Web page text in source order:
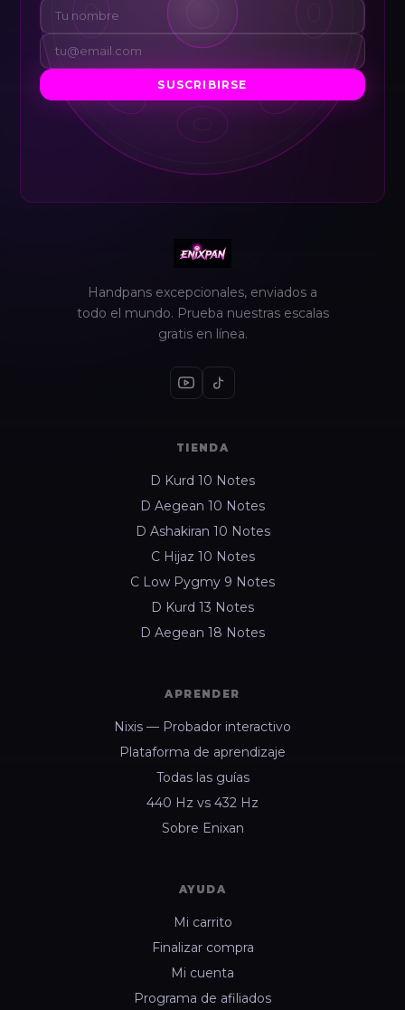
SUSCRIBIRSE
Handpans excepcionales, enviados a
todo el mundo. Prueba nuestras escalas
gratis en línea.
TIENDA
D Kurd 10 Notes
D Aegean 10 Notes
D Ashakiran 10 Notes
C Hijaz 10 Notes
C Low Pygmy 9 Notes
D Kurd 13 Notes
D Aegean 18 Notes
APRENDER
Nixis — Probador interactivo
Plataforma de aprendizaje
Todas las guías
440 Hz vs 432 Hz
Sobre Enixan
AYUDA
Mi carrito
Finalizar compra
Mi cuenta
Programa de afiliados